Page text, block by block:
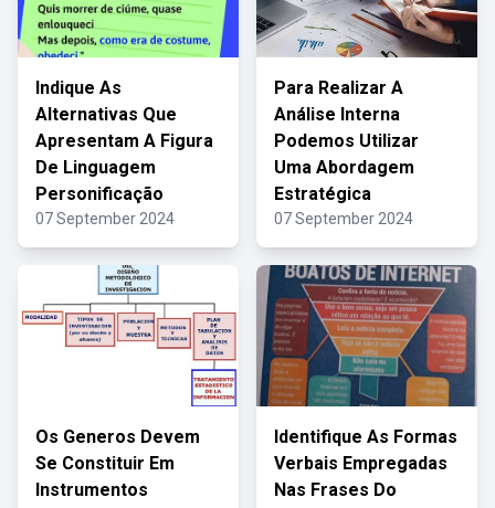
Indique As
Alternativas Que
Apresentam A Figura
De Linguagem
Personificação
07 September 2024
Para Realizar A
Análise Interna
Podemos Utilizar
Uma Abordagem
Estratégica
07 September 2024
Os Generos Devem
Se Constituir Em
Instrumentos
Identifique As Formas
Verbais Empregadas
Nas Frases Do